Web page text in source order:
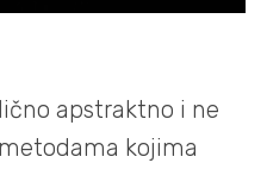
apstraktno i ne
kojima